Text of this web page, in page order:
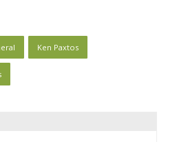
Ken Paxtos